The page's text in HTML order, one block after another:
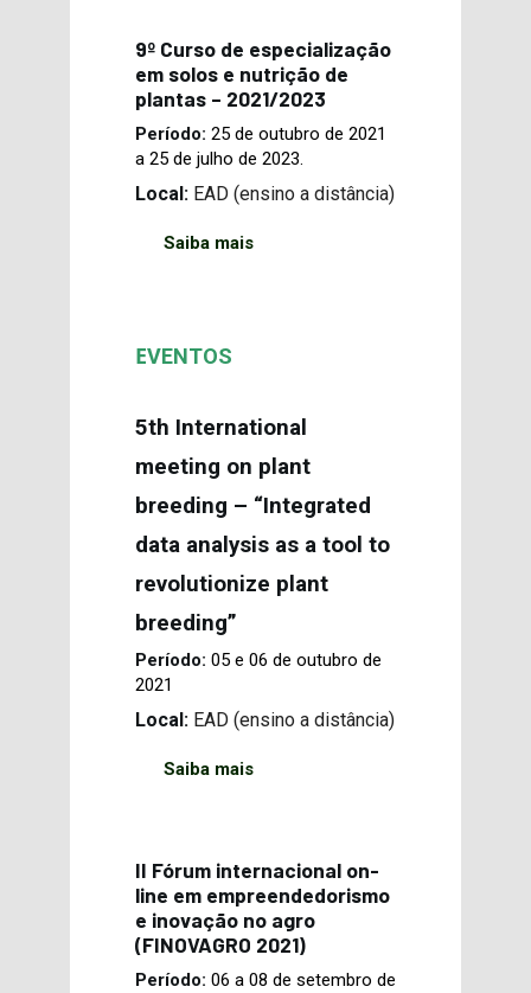
9º Curso de especialização
em solos e nutrição de
plantas – 2021/2023
Período: 25 de outubro de 2021
a 25 de julho de 2023.
Local: EAD (ensino a distância)
Saiba mais
EVENTOS
5th International
meeting on plant
breeding – “Integrated
data analysis as a tool to
revolutionize plant
breeding”
Período: 05 e 06 de outubro de
2021
Local: EAD (ensino a distância)
Saiba mais
II Fórum internacional on-
line em empreendedorismo
e inovação no agro
(FINOVAGRO 2021)
Período: 06 a 08 de setembro de